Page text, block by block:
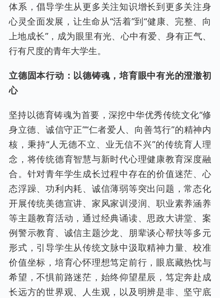
体系，倡导学生从更多关注知识增长到更多关注身
心灵全面发展，让生命从“活着”到“健康、完整、向
上地成长”，成为眼里有光、心中有爱、身有正气、
行有尺度的青年大学生。
立德固本行动：以德铸魂，培育眼中有光的澄澈初
心
坚持以德育铸魂为首要，深挖中华优秀传统文化“修
身立德、诚信守正”“仁者爱人、向善笃行”的精神内
核，秉持“人无德不立、业无信不兴”的传统育人理
念，将传统德育智慧与新时代心理健康教育深度融
合。针对青年学生成长过程中存在的价值迷茫、心
态浮躁、功利内耗、诚信薄弱等突出问题，常态化
开展传统美德宣讲、家风家训浸润、职业素养涵养
等主题教育活动，通过经典诵读、思政大讲堂、案
例警示教育、诚信主题沙龙、朋辈谈心帮扶等多元
形式，引导学生从传统文脉中汲取精神力量、校准
价值坐标，培育心怀理想笃定前行，眼底藏热忱与
希望，不惧前路迷茫，始终仰望星辰，笃定奔赴成
长远方的世界观、人生观，以及明辨是非、坚守底